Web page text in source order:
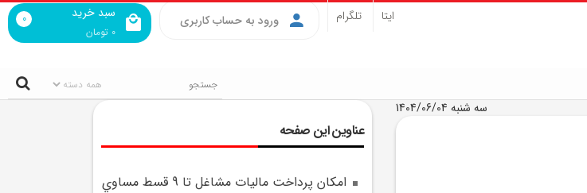
سبد خرید
0 تومان
0 ورود به حساب کاربری ایتا تلگرام
سه شنبه 1404/06/04
عناوین این صفحه
امکان پرداخت ماليات مشاغل تا 9 قسط مساوي